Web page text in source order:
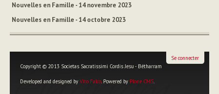
Nouvelles en Famille - 14 novembre 2023
Nouvelles en Famille - 14 octobre 2023
Copyright © 2013 Societas Sacratissimi Cordis Jesu - Bétharram
Developed and designed by Vito Falco. Powered by Plone CMS.
Se connecter